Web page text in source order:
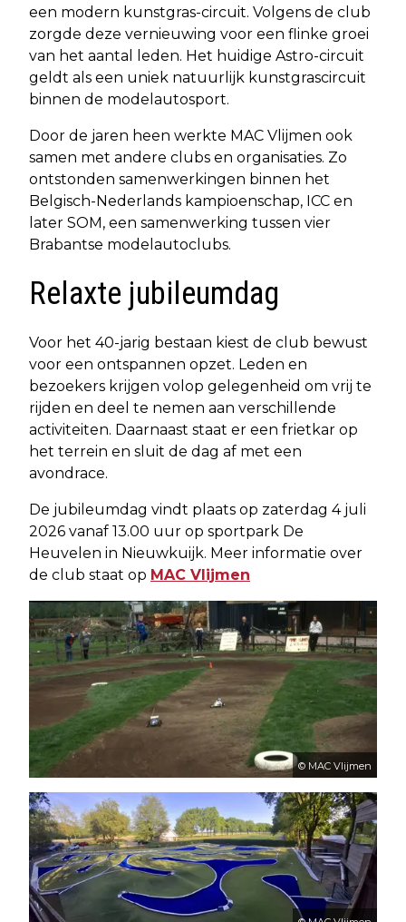
een modern kunstgras-circuit. Volgens de club
zorgde deze vernieuwing voor een flinke groei
van het aantal leden. Het huidige Astro-circuit
geldt als een uniek natuurlijk kunstgrascircuit
binnen de modelautosport.
Door de jaren heen werkte MAC Vlijmen ook
samen met andere clubs en organisaties. Zo
ontstonden samenwerkingen binnen het
Belgisch-Nederlands kampioenschap, ICC en
later SOM, een samenwerking tussen vier
Brabantse modelautoclubs.
Relaxte jubileumdag
Voor het 40-jarig bestaan kiest de club bewust
voor een ontspannen opzet. Leden en
bezoekers krijgen volop gelegenheid om vrij te
rijden en deel te nemen aan verschillende
activiteiten. Daarnaast staat er een frietkar op
het terrein en sluit de dag af met een
avondrace.
De jubileumdag vindt plaats op zaterdag 4 juli
2026 vanaf 13.00 uur op sportpark De
Heuvelen in Nieuwkuijk. Meer informatie over
de club staat op MAC Vlijmen
© MAC Vlijmen